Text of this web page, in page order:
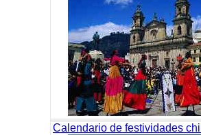
Calendario de festividades